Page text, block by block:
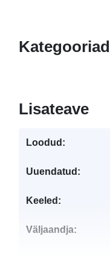
Kategooriad
Lisateave
Loodud:
Uuendatud:
Keeled:
Väljaandja: